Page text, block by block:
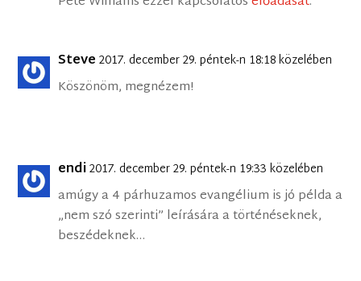
Steve 2017. december 29. péntek-n 18:18 közelében
Köszönöm, megnézem!
endi2017. december 29. péntek-n 19:33 közelében
amúgy a 4 párhuzamos evangélium is jó példa a
„nem szó szerinti” leírására a történéseknek,
beszédeknek…